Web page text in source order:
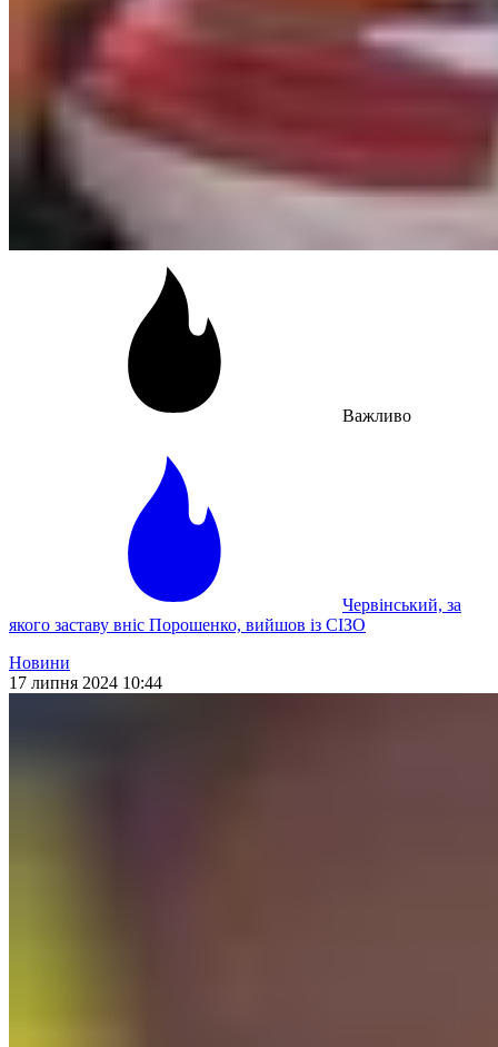
Важливо
Червінський, за
якого заставу вніс Порошенко, вийшов із СІЗО
Новини
17 липня 2024 10:44